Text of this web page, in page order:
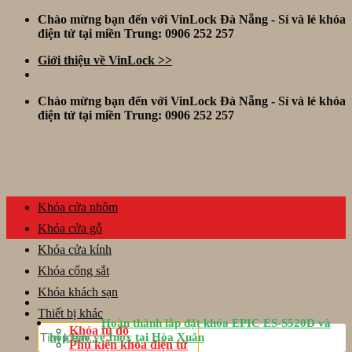
Skip
Chào mừng bạn đến với VinLock Đà Nẵng - Sỉ và lẻ khóa
điện tử tại miền Trung: 0906 252 257
Giới thiệu về VinLock >>
Chào mừng bạn đến với VinLock Đà Nẵng - Sỉ và lẻ khóa
điện tử tại miền Trung: 0906 252 257
Tìm
kiếm:
Khóa cửa nhôm
Khóa cửa gỗ
Khóa cửa kính
Khóa cổng sắt
Khóa khách sạn
Thiết bị khác
Khóa tủ đồ
Phụ kiện khóa điện tử
Hoàn thành lắp đặt khóa EPIC ES-S520D và
hộp bảo vệ Inox tại Hòa Xuân